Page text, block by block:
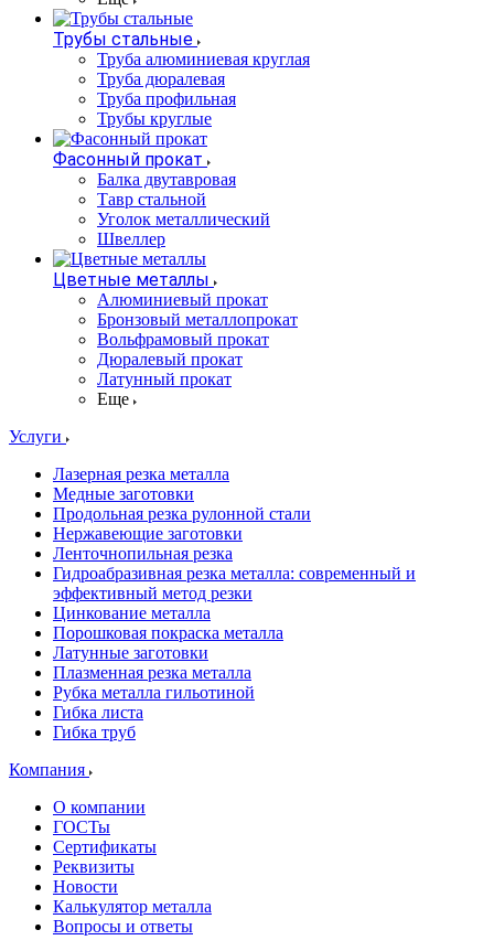
Трубы стальные
Труба алюминиевая круглая
Труба дюралевая
Труба профильная
Трубы круглые
Фасонный прокат
Балка двутавровая
Тавр стальной
Уголок металлический
Швеллер
Цветные металлы
Алюминиевый прокат
Бронзовый металлопрокат
Вольфрамовый прокат
Дюралевый прокат
Латунный прокат
Еще
Услуги
Лазерная резка металла
Медные заготовки
Продольная резка рулонной стали
Нержавеющие заготовки
Ленточнопильная резка
Гидроабразивная резка металла: современный и
эффективный метод резки
Цинкование металла
Порошковая покраска металла
Латунные заготовки
Плазменная резка металла
Рубка металла гильотиной
Гибка листа
Гибка труб
Компания
О компании
ГОСТы
Сертификаты
Реквизиты
Новости
Калькулятор металла
Вопросы и ответы